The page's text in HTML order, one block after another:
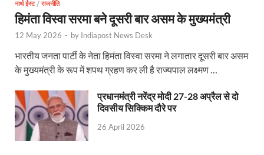
छत्तीसगढ़ को मिला खेलो इंडिया ट्राइबल गेम्स, 14
Shikayat Se Samadhan: एक ही मंच पर जनता को मिला
CM Pushkar Singh Dhami: मुख्यमंत्री ने ‘जन-जन की
Bullet Train Date: बुलेट ट्रेन की आ गई तारीख कब चलेगी
UP Police Recruitments: साल के आखिरी दिन युवाओं
नार्थ ईस्ट/ राजनीति
हिमंता विस्वा सरमा बने दूसरी बार असम के मुख्यमंत्री
12 May 2026 - by Indiapost News Desk
भारतीय जनता पार्टी के नेता हिमंता विस्वा सरमा ने लगातार दूसरी बार असम
के मुख्यमंत्री के रूप में शपथ ग्रहण कर ली है राज्यपाल लक्ष्मण …
प्रधानमंत्री नरेंद्र मोदी 27-28 अप्रैल से दो
दिवसीय सिक्किम दौरे पर
26 April 2026